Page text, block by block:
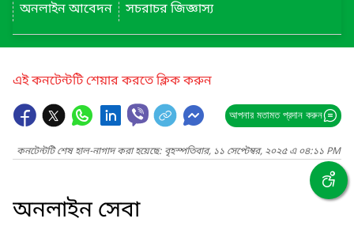
অনলাইন আবেদন
সচরাচর জিজ্ঞাস্য
এই কনটেন্টটি শেয়ার করতে ক্লিক করুন
আপনার মতামত প্রদান করুন
কনটেন্টটি শেষ হাল-নাগাদ করা হয়েছে: বৃহস্পতিবার, ১১ সেপ্টেম্বর, ২০২৫ এ ০৪:১১ PM
অনলাইন সেবা